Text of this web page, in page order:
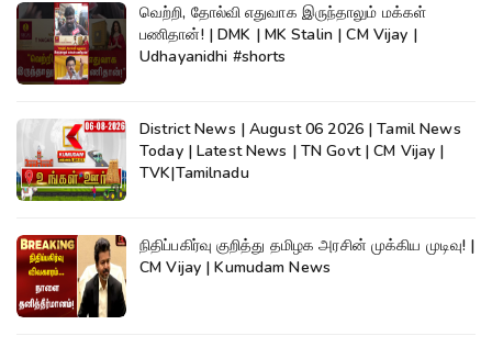
வெற்றி, தோல்வி எதுவாக இருந்தாலும் மக்கள்
பணிதான்! | DMK | MK Stalin | CM Vijay |
Udhayanidhi #shorts
District News | August 06 2026 | Tamil News
Today | Latest News | TN Govt | CM Vijay |
TVK|Tamilnadu
நிதிப்பகிர்வு குறித்து தமிழக அரசின் முக்கிய முடிவு! |
CM Vijay | Kumudam News